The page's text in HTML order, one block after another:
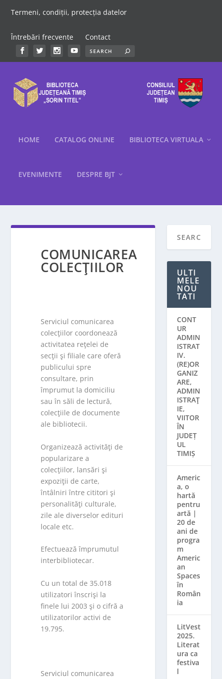
Termeni, condiții, protecția datelor
Întrebări frecvente Contact
HOME CATALOG ONLINE BIBLIOTECA VIRTUALA
EVENIMENTE DESPRE BJT
COMUNICAREA
COLECŢIILOR
Serviciul comunicarea
colecţiilor coordonează
activitatea reţelei de
secţii şi filiale care oferă
publicului spre
consultare, prin
împrumut la domiciliu
sau în săli de lectură,
colecţiile de documente
ale bibliotecii.
Organizează activităţi de
popularizare a
colecţiilor, lansări şi
expoziţii de carte,
întâlniri între cititori şi
personalităţi culturale,
zile ale diverselor edituri
locale etc.
Efectuează împrumutul
interbibliotecar.
Cu un total de 35.018
utilizatori înscrişi la
finele lui 2003 şi o cifră a
utilizatorilor activi de
19.795.
Serviciul comunicarea
ULTI
MELE
NOU
TATI
CONT
UR
ADMIN
ISTRAT
IV.
(RE)OR
GANIZ
ARE,
ADMIN
ISTRAŢ
IE,
VIITOR
ÎN
JUDEȚ
UL
TIMIȘ
Americ
a, o
hartă
pentru
artă |
20 de
ani de
progra
m
Americ
an
Spaces
în
Român
ia
LitVest
2025.
Literat
ura ca
festiva
l